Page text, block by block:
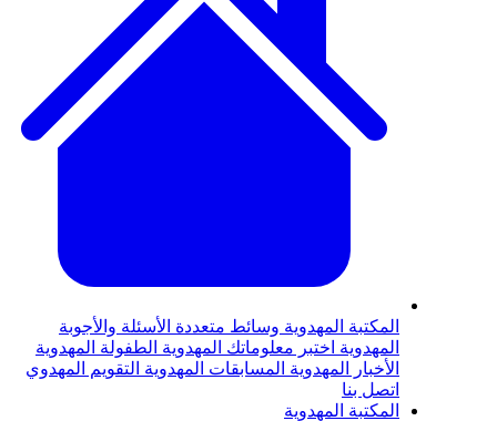
المهدويةوسائط متعددةالأسئلة والأجوبة
اختبر معلوماتك المهدويةالطفولة المهدوية
المهدويةالمسابقات المهدويةالتقويم المهدوي
المهدوية